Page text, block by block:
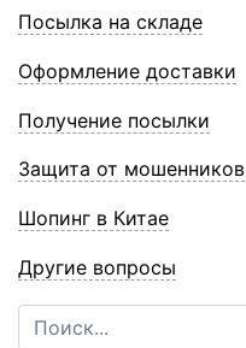
Посылка на складе
Оформление доставки
Получение посылки
Защита от мошенников
Шопинг в Китае
Другие вопросы